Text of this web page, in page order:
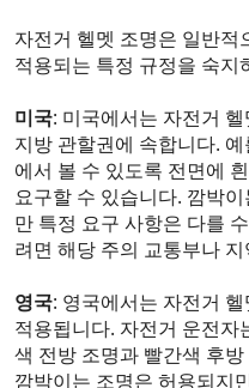
자전거 헬멧 조명은 일반적
적용되는 특정 규정을 숙지
미국: 미국에서는 자전거
지방 관할권에 속합니다.
에서 볼 수 있도록 전면에
요구할 수 있습니다. 깜박
만 특정 요구 사항은 다를
려면 해당 주의 교통부나
영국: 영국에서는 자전거
적용됩니다. 자전거 운전자
색 전방 조명과 빨간색 후
깜박이는 조명은 허용되지